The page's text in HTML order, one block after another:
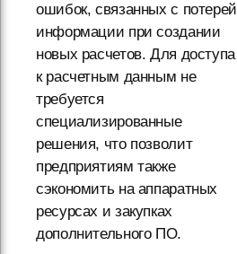
ошибок, связанных с потерей
информации при создании
новых расчетов. Для доступа
к расчетным данным не
требуется
специализированные
решения, что позволит
предприятиям также
сэкономить на аппаратных
ресурсах и закупках
дополнительного ПО.